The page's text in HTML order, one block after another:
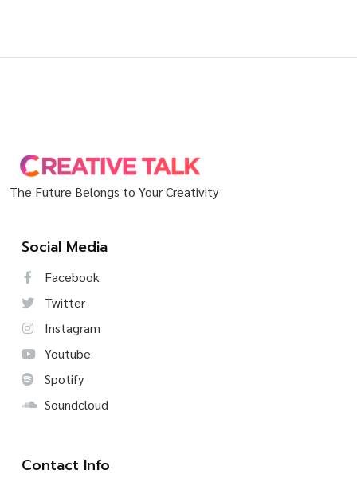
The Future Belongs to Your Creativity
Social Media
Facebook
Twitter
Instagram
Youtube
Spotify
Soundcloud
Contact Info